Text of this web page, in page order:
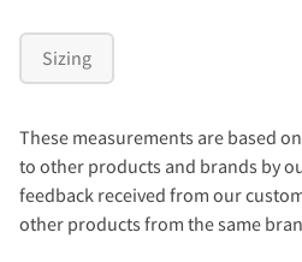
Sizing
These measurements are based
to other products and brands by
feedback received from our
other products from the same